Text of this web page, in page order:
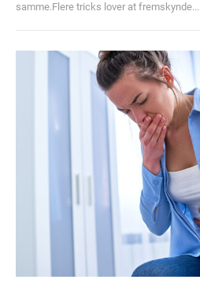
samme.Flere tricks lover at fremskynde...